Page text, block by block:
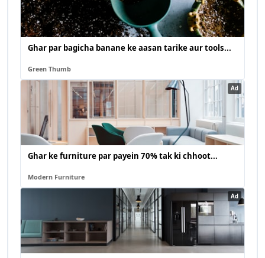
Ghar par bagicha banane ke aasan tarike aur tools...
Green Thumb
Ad
Ghar ke furniture par payein 70% tak ki chhoot...
Modern Furniture
Ad